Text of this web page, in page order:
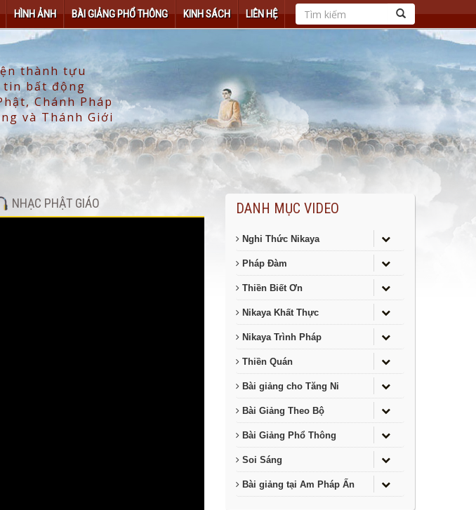
HÌNH ẢNH BÀI GIẢNG PHỔ THÔNG KINH SÁCH LIÊN HỆ
NHẠC PHẬT GIÁO DANH MỤC VIDEO
Nghi Thức Nikaya
Pháp Đàm
Thiền Biết Ơn
Nikaya Khất Thực
Nikaya Trình Pháp
Thiền Quán
Bài giảng cho Tăng Ni
Bài Giảng Theo Bộ
Bài Giảng Phổ Thông
Soi Sáng
Bài giảng tại Am Pháp Ấn